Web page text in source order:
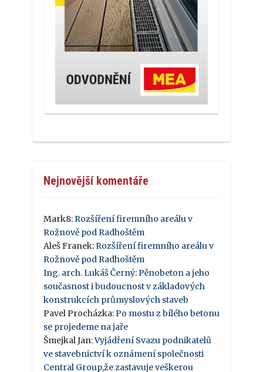
Nejnovější komentáře
Mark8:Rozšíření firemního areálu v
Rožnově pod Radhoštěm
Aleš Franek:Rozšíření firemního areálu v
Rožnově pod Radhoštěm
Ing. arch. Lukáš Černý:Pěnobeton a jeho
současnost i budoucnost v základových
konstrukcích průmyslových staveb
Pavel Procházka:Po mostu z bílého betonu
se projedeme na jaře
Šmejkal Jan:Vyjádření Svazu podnikatelů
ve stavebnictví k oznámení společnosti
Central Group,že zastavuje veškerou